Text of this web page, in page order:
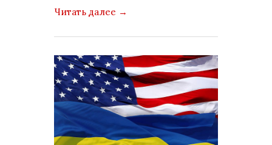
Читать далее →